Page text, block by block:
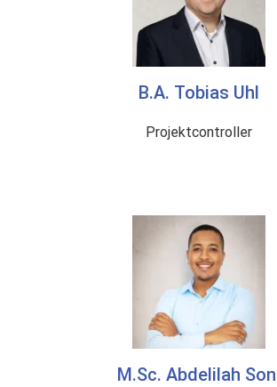
B.A. Tobias Uhl
Projektcontroller
M.Sc. Abdelilah